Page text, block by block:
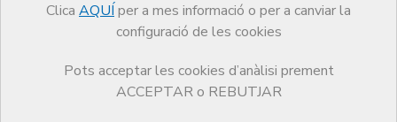
Clica AQUÍ per a mes informació o per a canviar la
configuració de les cookies
Pots acceptar les cookies d’anàlisi prement
ACCEPTAR o REBUTJAR
Juntes Comarcals